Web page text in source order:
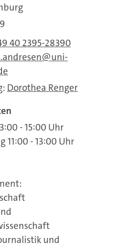
40 2395-28390
uni-
Dorothea Renger
- 15:00 Uhr
11:00 - 13:00 Uhr
und